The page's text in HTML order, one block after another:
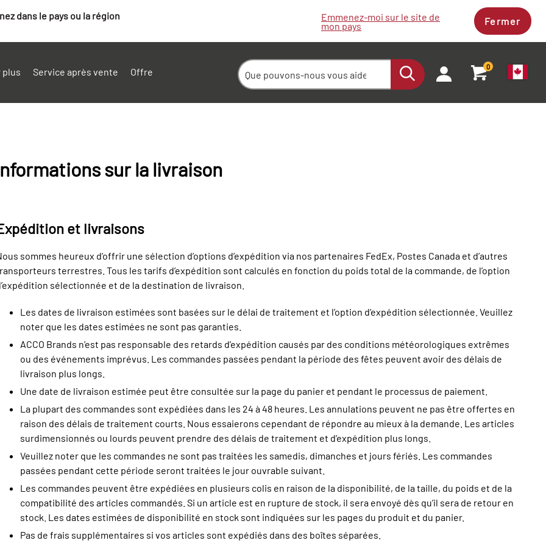
dans le pays ou la région Emmenez-moi sur le site de
mon pays Fermer
plus Service après vente Offre 0
sur la livraison
et livraisons
sommes heureux d’offrir une sélection d’options d’expédition via nos partenaires FedEx, Postes Canada et d’autres
terrestres. Tous les tarifs d’expédition sont calculés en fonction du poids total de la commande, de l’option
sélectionnée et de la destination de livraison.
Les dates de livraison estimées sont basées sur le délai de traitement et l’option d’expédition sélectionnée. Veuillez
noter que les dates estimées ne sont pas garanties.
ACCO Brands n’est pas responsable des retards d’expédition causés par des conditions météorologiques extrêmes
ou des événements imprévus. Les commandes passées pendant la période des fêtes peuvent avoir des délais de
livraison plus longs.
Une date de livraison estimée peut être consultée sur la page du panier et pendant le processus de paiement.
La plupart des commandes sont expédiées dans les 24 à 48 heures. Les annulations peuvent ne pas être offertes en
raison des délais de traitement courts. Nous essaierons cependant de répondre au mieux à la demande. Les articles
surdimensionnés ou lourds peuvent prendre des délais de traitement et d’expédition plus longs.
Veuillez noter que les commandes ne sont pas traitées les samedis, dimanches et jours fériés. Les commandes
passées pendant cette période seront traitées le jour ouvrable suivant.
Les commandes peuvent être expédiées en plusieurs colis en raison de la disponibilité, de la taille, du poids et de la
compatibilité des articles commandés. Si un article est en rupture de stock, il sera envoyé dès qu’il sera de retour en
stock. Les dates estimées de disponibilité en stock sont indiquées sur les pages du produit et du panier.
Pas de frais supplémentaires si vos articles sont expédiés dans des boîtes séparées.